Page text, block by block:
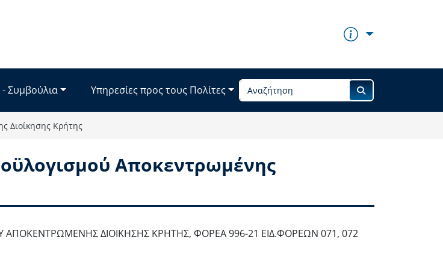
- Συμβούλια Υπηρεσίες προς τους Πολίτες
Διοίκησης Κρήτης
Αποκεντρωμένης
ΔΙΟΙΚΗΣΗΣ ΚΡΗΤΗΣ, ΦΟΡΕΑ 996-21 ΕΙΔ.ΦΟΡΕΩΝ 071, 072